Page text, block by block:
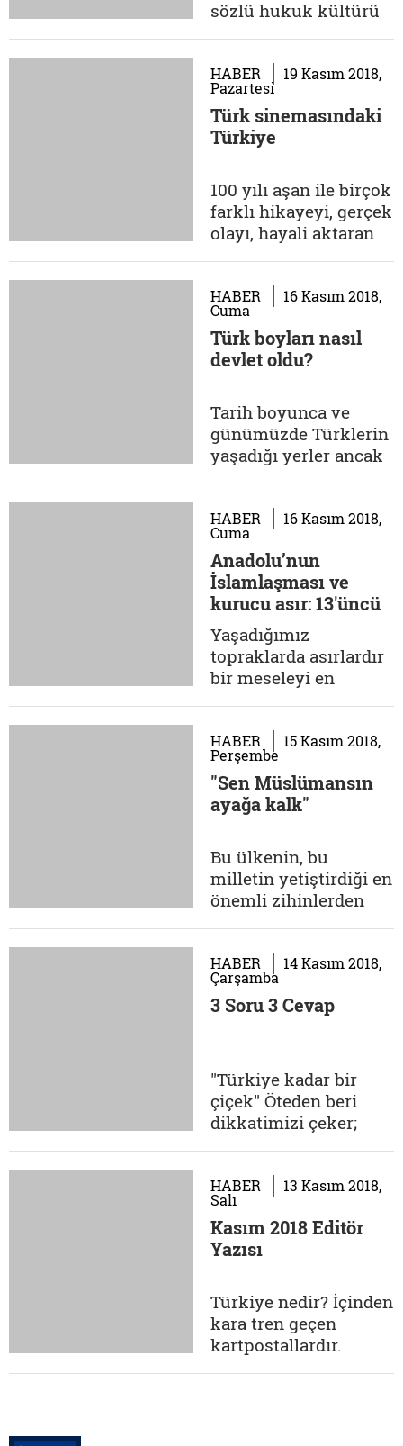
sözlü hukuk kültürü
dinamiklerden biriydi.
Misafirperverlik,
kendine sığınanı
koruma-kollama ne
görev addedilir,
mazlumun zalime
teslim edilmeyeceği
gibi müdafaa...
HABER 19 Kasım 2018,
Pazartesi
Türk sinemasındaki
Türkiye
100 yılı aşan ile birçok
farklı hikayeyi, gerçek
olayı, hayali aktaran
İlk haber filmlerinden
kurmacalara, sesli
filmlerin renkli
filmlere,
fanstakik denemelere,
arabeskten komediye
binlerce film
gösterildi...
HABER 16 Kasım 2018,
Cuma
Türk boyları nasıl
devlet oldu?
Tarih boyunca ve
günümüzde Türklerin
yaşadığı yerler ancak
Birbirinden farklı
iklimler, farklı
topraklar tarihimizin
başlangıcından
itibaren milletimize ev
sahipliği yaptı. Bir
grup Türk kitlesi Orta
Avrupa'da devlet
kurarken,...
HABER 16 Kasım 2018,
Cuma
Anadolu’nun
İslamlaşması ve
kurucu asır: 13'üncü
yüzyıl
Yaşadığımız
topraklarda asırlardır
bir meseleyi en
gülmek daha çok
düşünmek ve
öğrenmek
istediğimizde kime
kuşkusuz artık
şöhreti ülke sınırlarını
çoktan aşmış olan
Nasreddin Hoca
kimdir, ne...
HABER 15 Kasım 2018,
Perşembe
"Sen Müslümansın
ayağa kalk"
Bu ülkenin, bu
milletin yetiştirdiği en
önemli zihinlerden
önemli özelliklerinden
biri felsefe alanında
yaşayan en yetkin
içinden çıktığı millete
ve kültüre
yabancılaşmamış bir
aydın olması....
HABER 14 Kasım 2018,
Çarşamba
3 Soru 3 Cevap
"Türkiye kadar bir
çiçek" Öteden beri
dikkatimizi çeker;
sevgisinden söz
edecek olsanız, Ziya
Osman Saba şiirlerini
işaret edersiniz.
şiirine vurgu
yaparsınız. Bu tutum
alışıldık olanın
dışında kalıyor...
HABER 13 Kasım 2018,
Salı
Kasım 2018 Editör
Yazısı
Türkiye nedir? İçinden
kara tren geçen
kartpostallardır.